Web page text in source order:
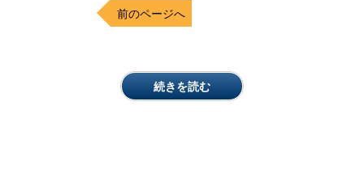
前のページへ
続きを読む